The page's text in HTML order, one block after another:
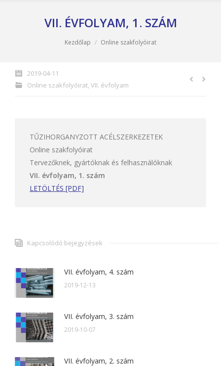
VII. ÉVFOLYAM, 1. SZÁM
Kezdőlap Online szakfolyóirat
2019-04-11
Online szakfolyóirat, VII. évfolyam
TŰZIHORGANYZOTT ACÉLSZERKEZETEK
Online szakfolyóirat
Tervezőknek, gyártóknak és felhasználóknak
VII. évfolyam, 1. szám
LETÖLTÉS [PDF]
Kapcsolódó bejegyzések
VII. évfolyam, 4. szám
2019-12-13
VII. évfolyam, 3. szám
2019-10-07
VII. évfolyam, 2. szám